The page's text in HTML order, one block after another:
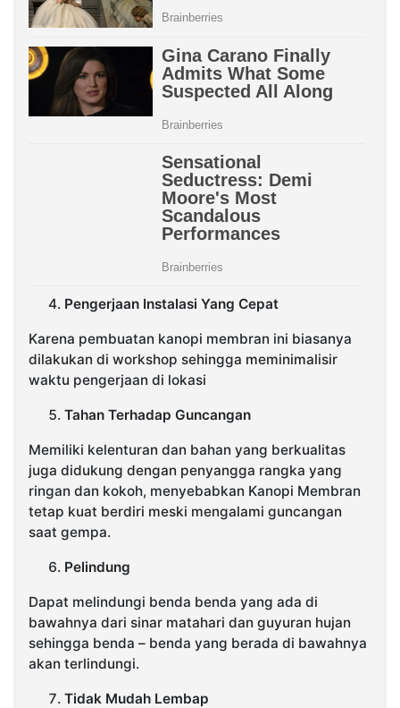
Pengerjaan Instalasi Yang Cepat
Karena pembuatan kanopi membran ini biasanya
dilakukan di workshop sehingga meminimalisir
waktu pengerjaan di lokasi
Tahan Terhadap Guncangan
Memiliki kelenturan dan bahan yang berkualitas
juga didukung dengan penyangga rangka yang
ringan dan kokoh, menyebabkan Kanopi Membran
tetap kuat berdiri meski mengalami guncangan
saat gempa.
Pelindung
Dapat melindungi benda benda yang ada di
bawahnya dari sinar matahari dan guyuran hujan
sehingga benda – benda yang berada di bawahnya
akan terlindungi.
Tidak Mudah Lembap